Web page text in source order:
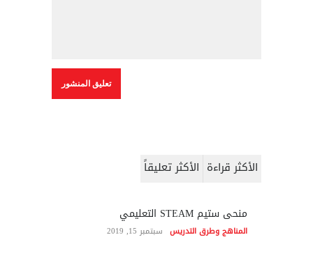
الأكثر قراءة الأكثر تعليقاً
منحى ستيم STEAM التعليمي
المناهج وطرق التدريس سبتمبر 15, 2019